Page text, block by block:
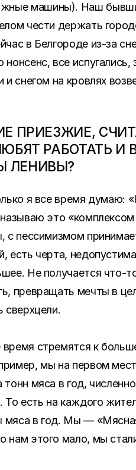
машины). Наш
чести держать
в Белгороде из-за
все испугались,
снегом на кровлях
ПРИЕЗЖИЕ,
РАБОТАТЬ И
ЛЕНИВЫ?
я все время думаю:
это «комплексом
с пессимизмом
есть черта,
Не получается что-
превращать мечты в
сверхцели.
стремятся к
мы на первом
мяса в год,
То есть на каждого
мяса в год. Мы —
нам этого мало, мы